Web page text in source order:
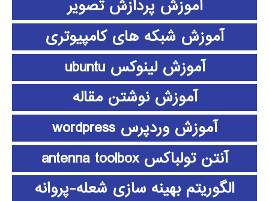
آموزش پردازش تصویر
آموزش شبکه های کامپیوتری
آموزش لینوکس ubuntu
آموزش نوشتن مقاله
آموزش وردپرس wordpress
آنتن تولباکس antenna toolbox
الگوریتم بهینه سازی شعله-پروانه